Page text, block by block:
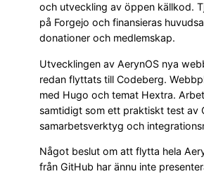
och utveckling av öppen källkod.
på Forgejo och finansieras
donationer och medlemskap.
Utvecklingen av AerynOS nya
redan flyttats till Codeberg.
med Hugo och temat Hextra.
samtidigt som ett praktiskt test av
samarbetsverktyg och
Något beslut om att flytta hela
från GitHub har ännu inte